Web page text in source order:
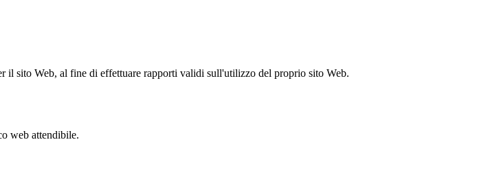
il sito Web, al fine di effettuare rapporti validi sull'utilizzo del proprio sito Web.
web attendibile.